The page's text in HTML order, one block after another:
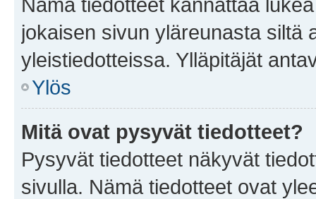
jokaisen sivun yläreunasta siltä
yleistiedotteissa. Ylläpitäjät
Ylös
Mitä ovat pysyvät tiedotteet?
Pysyvät tiedotteet näkyvät
sivulla. Nämä tiedotteet ovat